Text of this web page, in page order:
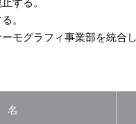
する。
。
ーモグラフィ事業部を統合